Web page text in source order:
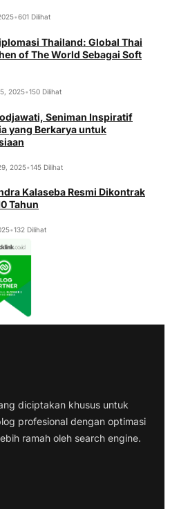
•601 Dilihat
Thailand: Global Thai
of The World Sebagai Soft
2025•150 Dilihat
Seniman Inspiratif
yang Berkarya untuk
2025•145 Dilihat
Kalaseba Resmi Dikontrak
Tahun
•132 Dilihat
diciptakan khusus untuk
profesional dengan optimasi
ramah oleh search engine.